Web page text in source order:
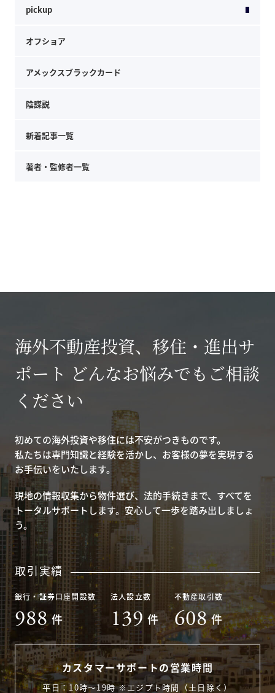
pickup
オフショア
アメックスブラックカード
陰謀説
新着記事一覧
著者・監修者一覧
海外不動産投資、移住・進出サ
ポート どんなお悩みでもご相談
ください
初めての海外投資や移住には不安がつきものです。
私たちは専門知識と経験を活かし、お客様の夢を実現する
お手伝いをいたします。
現地の情報収集から物件選び、法的手続きまで、すべてを
トータルサポートします。安心して一歩を踏み出しましょ
う。
取引実績
銀行・証券口座開設数
988 件
法人設立数
139 件
不動産取引数
608 件
カスタマーサポートの営業時間
平日：10時〜19時 ※エジプト時間（土日除く）